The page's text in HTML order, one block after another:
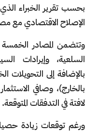
بحسب تقرير الخبراء
الإصلاح الاقتصادي مع مصر
وتتضمن المصادر
السلعية، وإيرادات
بالإضافة إلى التحويلات
بالخارج)، وصافي
لافتة في التدفقات المتوقعة.
ورغم توقعات زيادة